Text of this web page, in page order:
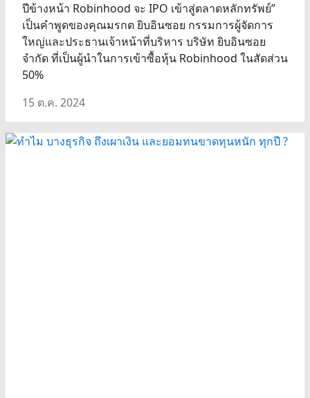
ปีข้างหน้า Robinhood จะ IPO เข้าสู่ตลาดหลักทรัพย์”
เป็นคำพูดของคุณมรกต ยิบอินซอย กรรมการผู้จัดการ
ใหญ่และประธานเจ้าหน้าที่บริหาร บริษัท ยิบอินซอย
จำกัด ที่เป็นผู้นำในการเข้าซื้อหุ้น Robinhood ในสัดส่วน
50%
15 ต.ค. 2024